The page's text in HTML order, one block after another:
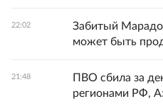
22:02
Забитый
может быть
21:48
ПВО сбила за
регионами РФ,